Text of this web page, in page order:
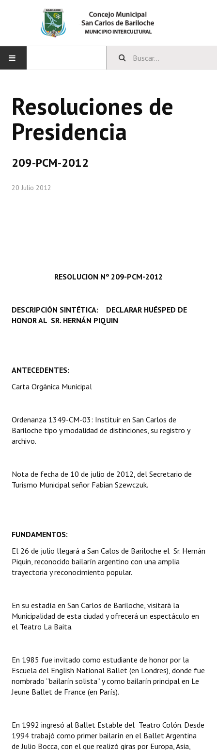
CONCEJO
Bloques Políticos
Comisiones Permanentes
Comisiones Especiales
Carta Orgánica 2007
Organigrama
DOCUMENTOS
Informes de Gestión
Proyectos Presentados
Actas de Sesión
Actas de Audiencias Públicas
NORMATIVA
Comunicaciones
Resoluciones
INSTITUCIONAL
Antiguos Pobladores
Registros y Distinciones
Datos Históricos
Resoluciones de
Presidencia
209-PCM-2012
20 Julio 2012
RESOLUCION Nº 209-PCM-2012
DESCRIPCIÓN SINTÉTICA: DECLARAR HUÉSPED DE
HONOR AL SR. HERNÁN PIQUIN
ANTECEDENTES:
Carta Orgánica Municipal
Ordenanza 1349-CM-03: Instituir en San Carlos de
Bariloche tipo y modalidad de distinciones, su registro y
archivo.
Nota de fecha de 10 de julio de 2012, del Secretario de
Turismo Municipal señor Fabian Szewczuk.
FUNDAMENTOS:
El 26 de julio llegará a San Calos de Bariloche el Sr. Hernán
Piquin, reconocido bailarín argentino con una amplia
trayectoria y reconocimiento popular.
En su estadía en San Carlos de Bariloche, visitará la
Municipalidad de esta ciudad y ofrecerá un espectáculo en
el Teatro La Baita.
En 1985 fue invitado como estudiante de honor por la
Escuela del English National Ballet (en Londres), donde fue
nombrado “bailarín solista” y como bailarín principal en Le
Jeune Ballet de France (en París).
En 1992 ingresó al Ballet Estable del Teatro Colón. Desde
1994 trabajó como primer bailarín en el Ballet Argentina
de Julio Bocca, con el que realizó giras por Europa, Asia,